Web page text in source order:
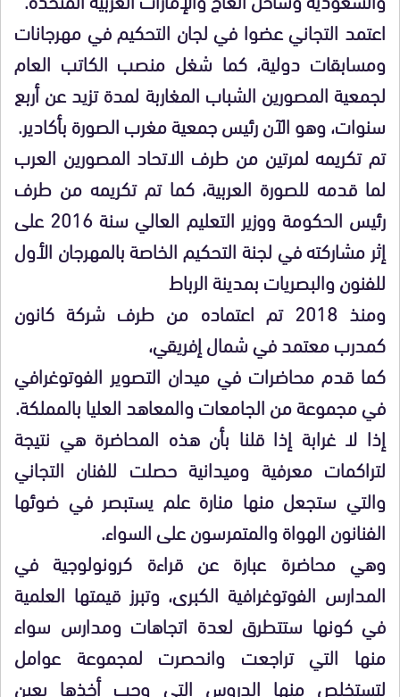
اعتمد التجاني عضوا في لجان التحكيم في مهرجانات
ومسابقات دولية، كما شغل منصب الكاتب العام
لجمعية المصورين الشباب المغاربة لمدة تزيد عن أربع
سنوات، وهو الآن رئيس جمعية مغرب الصورة بأكادير.
تم تكريمه لمرتين من طرف الاتحاد المصورين العرب
لما قدمه للصورة العربية، كما تم تكريمه من طرف
رئيس الحكومة ووزير التعليم العالي سنة 2016 على
إثر مشاركته في لجنة التحكيم الخاصة بالمهرجان الأول
للفنون والبصريات بمدينة الرباط
ومنذ 2018 تم اعتماده من طرف شركة كانون
كمدرب معتمد في شمال إفريقي،
كما قدم محاضرات في ميدان التصوير الفوتوغرافي
في مجموعة من الجامعات والمعاهد العليا بالمملكة.
إذا لا غرابة إذا قلنا بأن هذه المحاضرة هي نتيجة
لتراكمات معرفية وميدانية حصلت للفنان التجاني
والتي ستجعل منها منارة علم يستبصر في ضوئها
الفنانون الهواة والمتمرسون على السواء.
وهي محاضرة عبارة عن قراءة كرونولوجية في
المدارس الفوتوغرافية الكبرى، وتبرز قيمتها العلمية
في كونها ستتطرق لعدة اتجاهات ومدارس سواء
منها التي تراجعت وانحصرت لمجموعة عوامل
لتستخلص منها الدروس التي وجب أخذها بعين